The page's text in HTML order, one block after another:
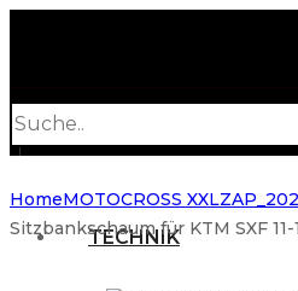
search
TECHNIK
HomeMOTOCROSS XXL
Sitzbankschaum für KTM SXF 11-